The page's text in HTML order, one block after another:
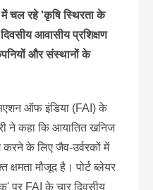
में चल रहे 'कृषि स्थिरता के
आवासीय प्रशिक्षण
और संस्थानों के
ऑफ इंडिया (FAI) के
ने कहा कि आयातित खनिज
करने के लिए जैव-उर्वरकों में
मौजूद है। पोर्ट ब्लेयर
पर FAI के चार दिवसीय